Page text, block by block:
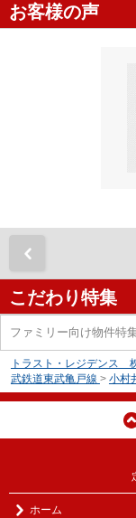
お客様の声
こだわり特集
ファミリー向け物件特
トラスト・レジデンス
武鉄道東武亀戸線 > 小村
ホーム